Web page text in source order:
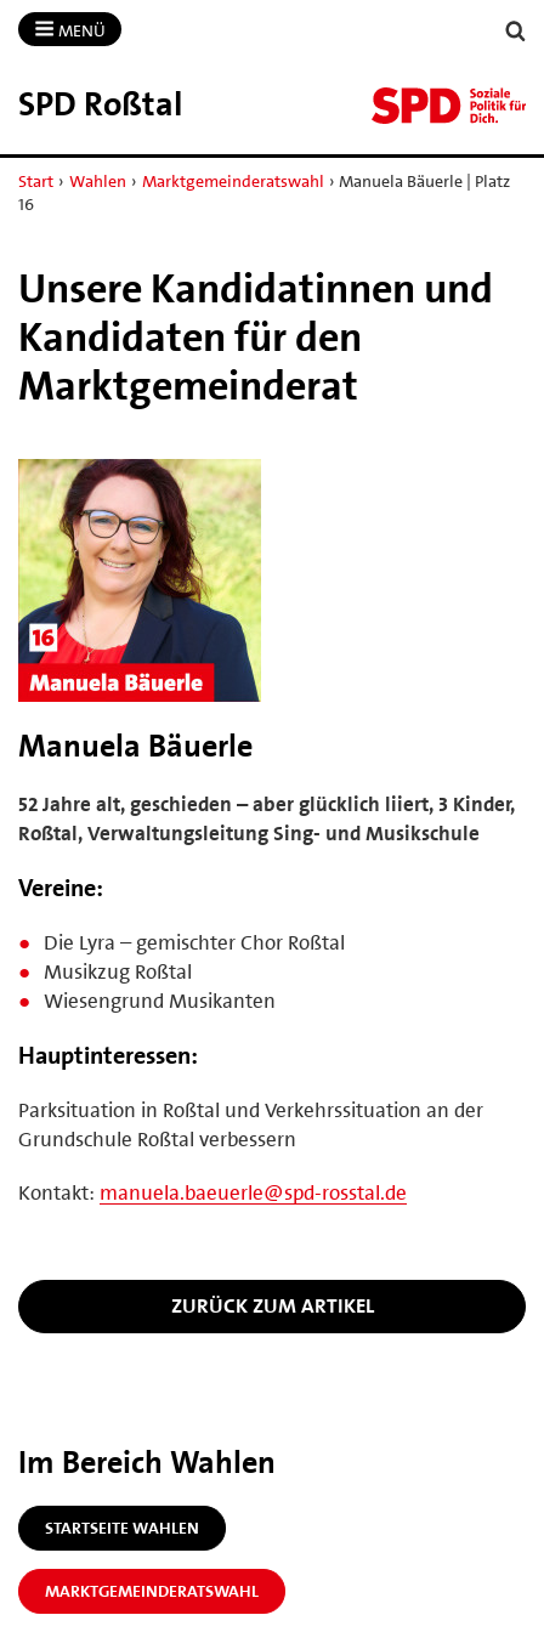
MENÜ
SPD Roßtal
Start › Wahlen › Marktgemeinderatswahl › Manuela Bäuerle | Platz
16
Unsere Kandidatinnen und
Kandidaten für den
Marktgemeinderat
Manuela Bäuerle
52 Jahre alt, geschieden – aber glücklich liiert, 3 Kinder,
Roßtal, Verwaltungsleitung Sing- und Musikschule
Vereine:
Die Lyra – gemischter Chor Roßtal
Musikzug Roßtal
Wiesengrund Musikanten
Hauptinteressen:
Parksituation in Roßtal und Verkehrssituation an der
Grundschule Roßtal verbessern
Kontakt: manuela.baeuerle@spd-rosstal.de
ZURÜCK ZUM ARTIKEL
Im Bereich Wahlen
STARTSEITE WAHLEN
MARKTGEMEINDERATSWAHL